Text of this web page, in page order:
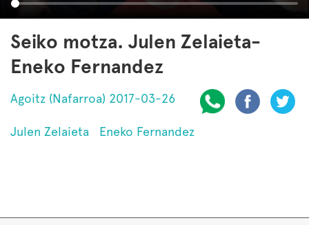
Seiko motza. Julen Zelaieta-
Eneko Fernandez
Agoitz (Nafarroa) 2017-03-26
Julen Zelaieta Eneko Fernandez